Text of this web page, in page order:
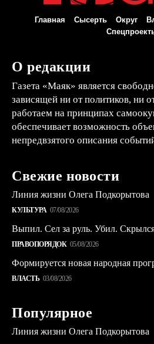
Главная Сысерть Округ
О редакции
Газета «Маяк» является
зависящей ни от политиков, ни
работаем на принципах
обеспечивает возможность
непредвзятого описания
Свежие новости
Линия жизни Олега Подкорытова
КУЛЬТУРА 07/08/2026
Выпил. Сел за руль. Убил.
ПРАВОПОРЯДОК 05/08/2026
Формируется новая народная
ВЛАСТЬ 03/08/2026
Популярное
Линия жизни Олега Подкорытова